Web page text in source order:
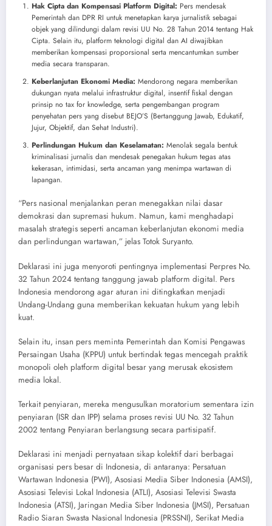
Hak Cipta dan Kompensasi Platform Digital: Pers mendesak
Pemerintah dan DPR RI untuk menetapkan karya jurnalistik sebagai
objek yang dilindungi dalam revisi UU No. 28 Tahun 2014 tentang Hak
Cipta. Selain itu, platform teknologi digital dan AI diwajibkan
memberikan kompensasi proporsional serta mencantumkan sumber
media secara transparan.
Keberlanjutan Ekonomi Media: Mendorong negara memberikan
dukungan nyata melalui infrastruktur digital, insentif fiskal dengan
prinsip no tax for knowledge, serta pengembangan program
penyehatan pers yang disebut BEJO’S (Bertanggung Jawab, Edukatif,
Jujur, Objektif, dan Sehat Industri).
​Perlindungan Hukum dan Keselamatan: Menolak segala bentuk
kriminalisasi jurnalis dan mendesak penegakan hukum tegas atas
kekerasan, intimidasi, serta ancaman yang menimpa wartawan di
lapangan.
​“Pers nasional menjalankan peran menegakkan nilai dasar
demokrasi dan supremasi hukum. Namun, kami menghadapi
masalah strategis seperti ancaman keberlanjutan ekonomi media
dan perlindungan wartawan,” jelas Totok Suryanto.
​Deklarasi ini juga menyoroti pentingnya implementasi Perpres No.
32 Tahun 2024 tentang tanggung jawab platform digital. Pers
Indonesia mendorong agar aturan ini ditingkatkan menjadi
Undang-Undang guna memberikan kekuatan hukum yang lebih
kuat.
​Selain itu, insan pers meminta Pemerintah dan Komisi Pengawas
Persaingan Usaha (KPPU) untuk bertindak tegas mencegah praktik
monopoli oleh platform digital besar yang merusak ekosistem
media lokal.
Terkait penyiaran, mereka mengusulkan moratorium sementara izin
penyiaran (ISR dan IPP) selama proses revisi UU No. 32 Tahun
2002 tentang Penyiaran berlangsung secara partisipatif.
​Deklarasi ini menjadi pernyataan sikap kolektif dari berbagai
organisasi pers besar di Indonesia, di antaranya: Persatuan
Wartawan Indonesia (PWI), Asosiasi Media Siber Indonesia (AMSI),
Asosiasi Televisi Lokal Indonesia (ATLI), Asosiasi Televisi Swasta
Indonesia (ATSI), Jaringan Media Siber Indonesia (JMSI), Persatuan
Radio Siaran Swasta Nasional Indonesia (PRSSNI), Serikat Media